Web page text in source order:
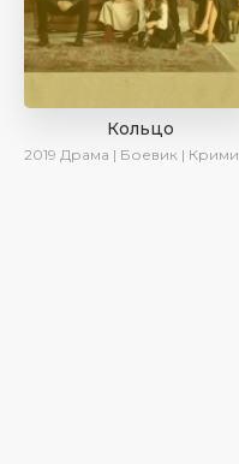
Кольцо
2019 Драма | Боевик | Криминал